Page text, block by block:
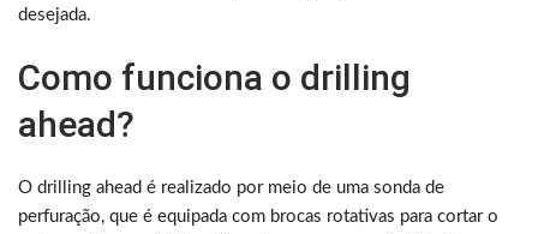
desejada.
Como funciona o drilling
ahead?
O drilling ahead é realizado por meio de uma sonda de
perfuração, que é equipada com brocas rotativas para cortar o